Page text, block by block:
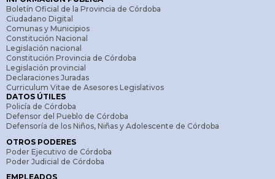
Boletín Oficial de la Provincia de Córdoba
Ciudadano Digital
Comunas y Municipios
Constitución Nacional
Legislación nacional
Constitución Provincia de Córdoba
Legislación provincial
Declaraciones Juradas
Curriculum Vitae de Asesores Legislativos
DATOS ÚTILES
Policía de Córdoba
Defensor del Pueblo de Córdoba
Defensoría de los Niños, Niñas y Adolescente de Córdoba
OTROS PODERES
Poder Ejecutivo de Córdoba
Poder Judicial de Córdoba
EMPLEADOS